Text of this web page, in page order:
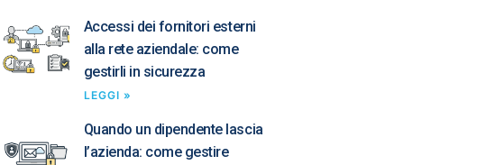
Accessi dei fornitori esterni
alla rete aziendale: come
gestirli in sicurezza
LEGGI »
Quando un dipendente lascia
l’azienda: come gestire